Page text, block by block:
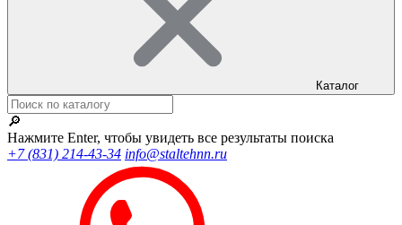
Каталог
🔎
Нажмите Enter, чтобы увидеть все результаты поиска
+7 (831) 214-43-34 info@staltehnn.ru